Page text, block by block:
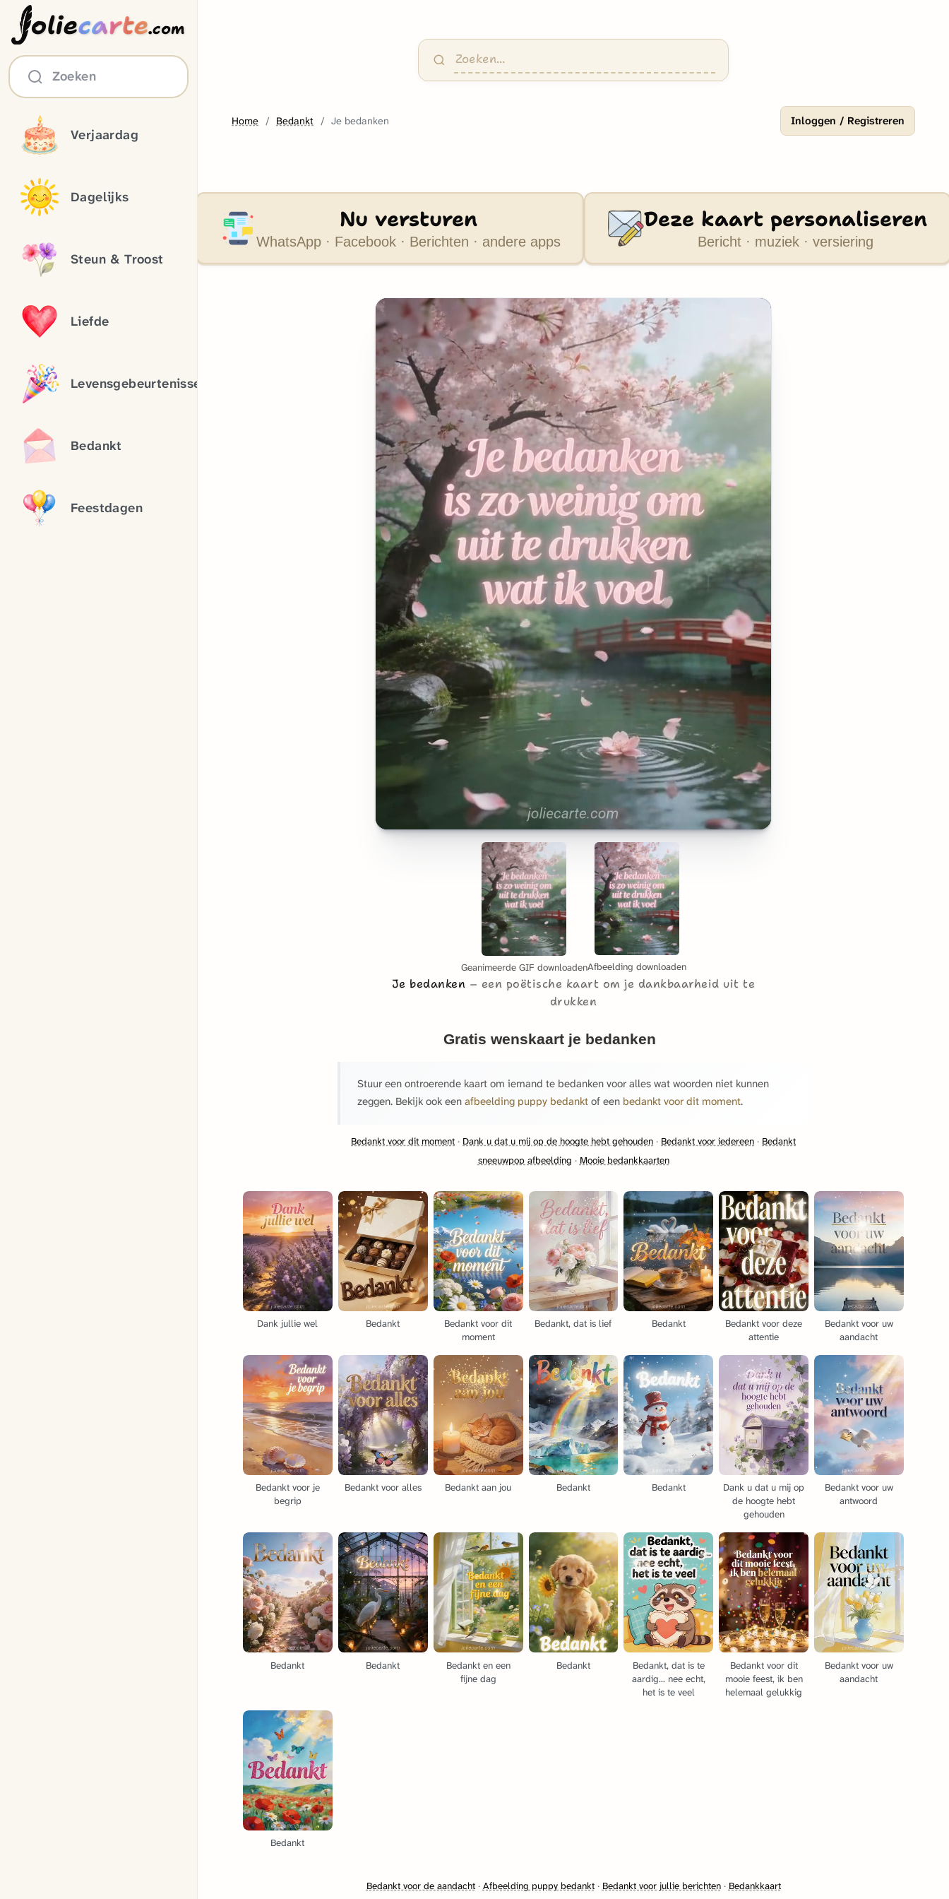
oliecarte.com
Zoeken
Verjaardag
Dagelijks
Steun & Troost
Liefde
Levensgebeurtenissen
Bedankt
Feestdagen
Home Bedankt Je bedanken Inloggen / Registreren
Nu versturen
WhatsApp · Facebook · Berichten · andere apps
Deze kaart personaliseren
Bericht · muziek · versiering
Geanimeerde GIF downloadenAfbeelding downloaden
Je bedanken
een poëtische kaart om je dankbaarheid uit te
drukken
Gratis wenskaart je bedanken
Stuur een ontroerende kaart om iemand te bedanken voor alles wat woorden niet kunnen
zeggen. Bekijk ook een afbeelding puppy bedankt of een bedankt voor dit moment.
Bedankt voor dit moment · Dank u dat u mij op de hoogte hebt gehouden · Bedankt voor iedereen · Bedankt
sneeuwpop afbeelding · Mooie bedankkaarten
Dank jullie wel Bedankt
Bedankt voor dit
moment
Bedankt, dat is lief Bedankt
Bedankt voor deze
attentie
Bedankt voor uw
aandacht
Bedankt voor je
begrip
Bedankt voor alles Bedankt aan jou Bedankt Bedankt
Dank u dat u mij op
de hoogte hebt
gehouden
Bedankt voor uw
antwoord
Bedankt Bedankt
Bedankt en een
fijne dag
Bedankt
Bedankt, dat is te
aardig... nee echt,
het is te veel
Bedankt voor dit
mooie feest, ik ben
helemaal gelukkig
Bedankt voor uw
aandacht
Bedankt
Bedankt voor de aandacht· Afbeelding puppy bedankt· Bedankt voor jullie berichten· Bedankkaart